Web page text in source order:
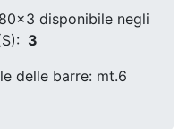
disponibile negli
3
delle barre: mt.6